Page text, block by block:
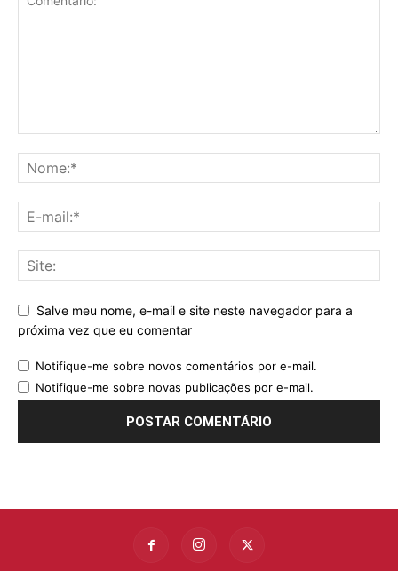
Salve meu nome, e-mail e site neste navegador para a
próxima vez que eu comentar
Notifique-me sobre novos comentários por e-mail.
Notifique-me sobre novas publicações por e-mail.